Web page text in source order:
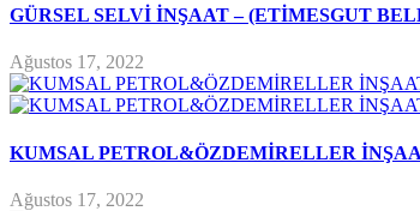
GÜRSEL SELVİ İNŞAAT – (ETİMESGUT
Ağustos 17, 2022
KUMSAL PETROL&ÖZDEMİRELLER
Ağustos 17, 2022